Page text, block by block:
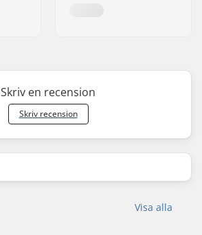
Skriv en recension
Skriv recension
Visa alla